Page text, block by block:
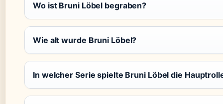
Wo ist Bruni Löbel begraben?
Wie alt wurde Bruni Löbel?
In welcher Serie spielte Bruni Löbel die